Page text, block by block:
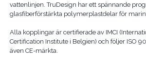
vattenlinjen. TruDesign har ett spännande
glasfiberförstärkta polymerplastdelar för
Alla kopplingar är certifierade av IMCI
Certification Institute i Belgien) och följer ISO
även CE-märkta.